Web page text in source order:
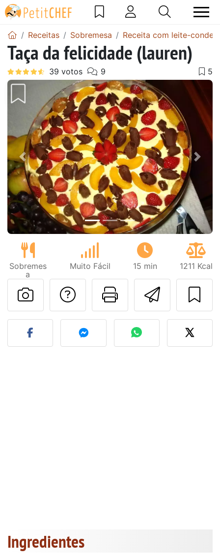
Receitas Sobremesa Receita com leite-
Taça da felicidade (lauren)
Anterior Next
Sobremes
a
Muito Fácil 15 min 1211 Kcal
Imprima
Falar com o autor
Fez esta receita?
Ingredientes